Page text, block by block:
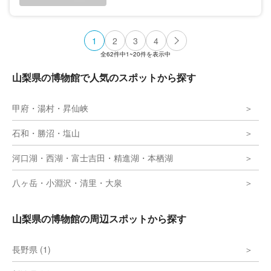
1 2 3 4
全62件中1~20件を表示中
山梨県の博物館で人気のスポットから探す
甲府・湯村・昇仙峡
石和・勝沼・塩山
河口湖・西湖・富士吉田・精進湖・本栖湖
八ヶ岳・小淵沢・清里・大泉
山梨県の博物館の周辺スポットから探す
長野県 (1)